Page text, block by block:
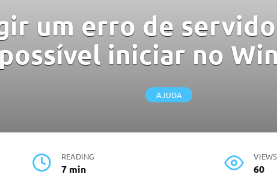
um erro de
iniciar no
AJUDA
READING
7 min
VIEWS
60